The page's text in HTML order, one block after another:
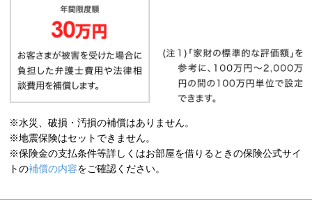
※水災、破損・汚損の補償はありません。
※地震保険はセットできません。
※保険金の支払条件等詳しくはお部屋を借りるときの保険公式サイ
トの補償の内容をご確認ください。